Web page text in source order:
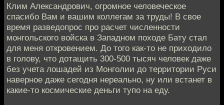
Клим Александрович, огромное человеческое
спасибо Вам и вашим коллегам за труды! В свое
время разведопрос про расчет численности
монгольского войска в Западном походе Бату стал
для меня откровением. До того как-то не приходило
в голову, что дотащить 300-500 тысяч человек даже
без учета лошадей из Монголии до территории Руси
наверное даже сегодня нереально, ну или встанет в
какие-то космические деньги тупо на еду.